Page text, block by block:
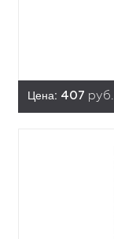
Цена: 407 руб.